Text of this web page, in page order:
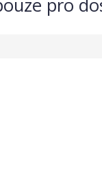
pro